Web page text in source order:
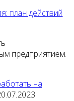
план действий
предприятием.
на